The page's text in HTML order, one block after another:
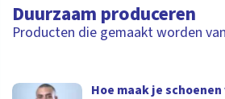
Duurzaam produceren
Producten die gemaakt worden
Hoe maak je